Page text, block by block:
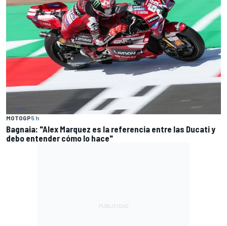
MOTOGP5 h
Bagnaia: "Alex Marquez es la referencia entre las Ducati y
debo entender cómo lo hace"